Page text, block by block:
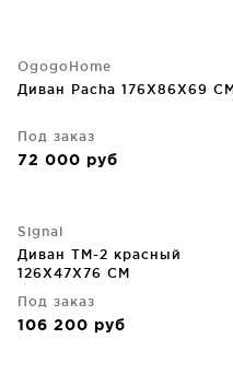
OgogoHome
Диван Pacha 176X86X69
Под заказ
72 000 руб
Signal
Диван TM-2 красный
126X47X76 CM
Под заказ
106 200 руб